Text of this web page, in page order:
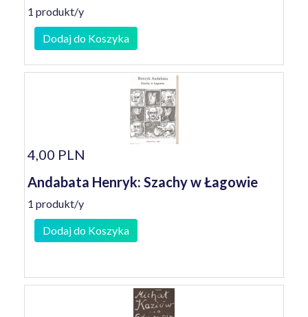
1 produkt/y
Dodaj do Koszyka
4,00 PLN
Andabata Henryk: Szachy w Łagowie
1 produkt/y
Dodaj do Koszyka